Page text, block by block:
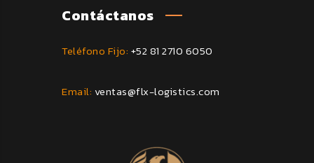
Contáctanos
Teléfono Fijo: +52 81 2710 6050
Email: ventas@flx-logistics.com